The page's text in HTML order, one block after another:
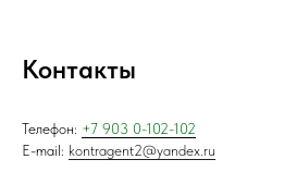
Контакты
Телефон: +7 903 0-102-102
E-mail: kontragent2@yandex.ru